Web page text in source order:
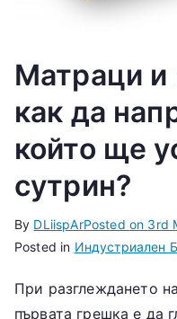
Матраци и
как да
който ще
сутрин?
By DLiispArPosted on 3rd
Posted in Индустриален
При разглеждането
първата грешка е да